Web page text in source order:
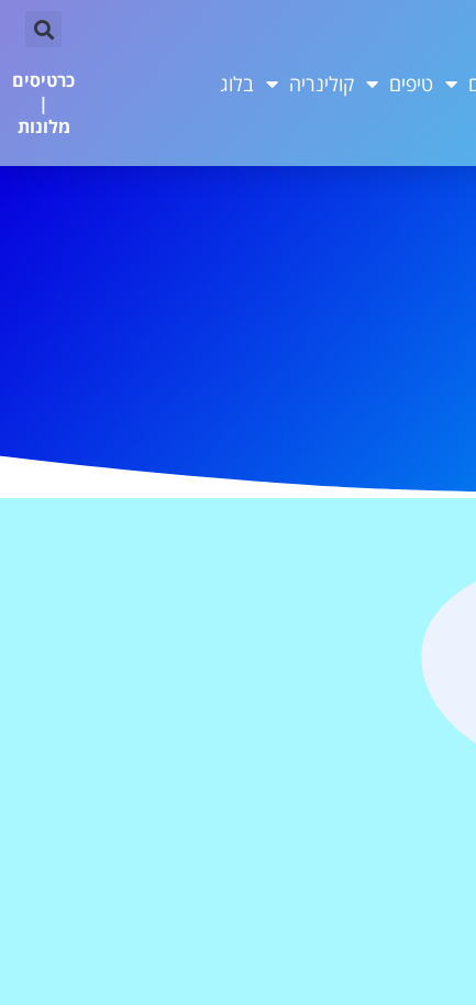
טיפים קולינריה בלוג
כרטיסים
|
מלונות